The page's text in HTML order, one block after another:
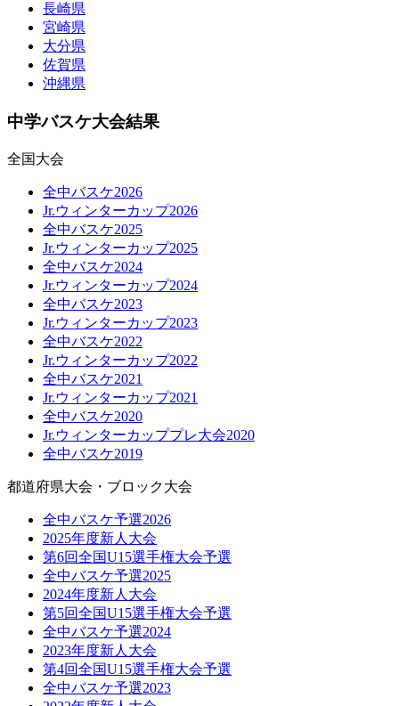
長崎県
宮崎県
大分県
佐賀県
沖縄県
中学バスケ大会結果
全国大会
全中バスケ2026
Jr.ウィンターカップ2026
全中バスケ2025
Jr.ウィンターカップ2025
全中バスケ2024
Jr.ウィンターカップ2024
全中バスケ2023
Jr.ウィンターカップ2023
全中バスケ2022
Jr.ウィンターカップ2022
全中バスケ2021
Jr.ウィンターカップ2021
全中バスケ2020
Jr.ウィンターカッププレ大会2020
全中バスケ2019
都道府県大会・ブロック大会
全中バスケ予選2026
2025年度新人大会
第6回全国U15選手権大会予選
全中バスケ予選2025
2024年度新人大会
第5回全国U15選手権大会予選
全中バスケ予選2024
2023年度新人大会
第4回全国U15選手権大会予選
全中バスケ予選2023